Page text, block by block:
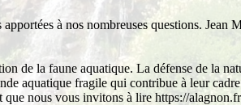
à nos nombreuses questions. Jean
de la faune aquatique. La défense de la
aquatique fragile qui contribue à leur
nous vous invitons à lire https://